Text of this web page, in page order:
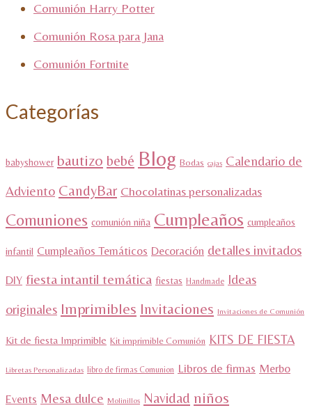
Comunión Harry Potter
Comunión Rosa para Jana
Comunión Fortnite
Categorías
babyshower bautizo bebé Blog Bodas cajas Calendario de
Adviento CandyBar Chocolatinas personalizadas
Comuniones comunión niña Cumpleaños cumpleaños
infantil Cumpleaños Temáticos Decoración detalles invitados
DIY fiesta intantil temática fiestas Handmade Ideas
originales Imprimibles Invitaciones Invitaciones de Comunión
Kit de fiesta Imprimible Kit imprimible Comunión KITS DE FIESTA
Libretas Personalizadas libro de firmas Comunion Libros de firmas Merbo
Events Mesa dulce Molinillos Navidad niños